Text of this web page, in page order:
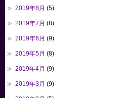
2019年8月 (5)
2019年7月 (8)
2019年6月 (9)
2019年5月 (8)
2019年4月 (9)
2019年3月 (9)